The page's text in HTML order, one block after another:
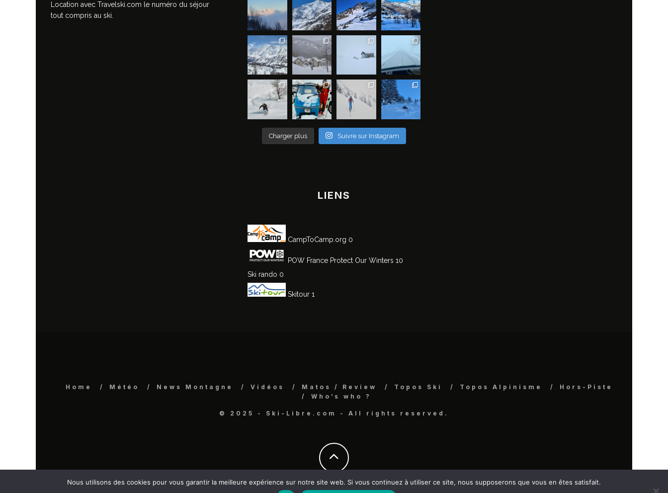
Location avec Travelski.com le numéro du séjour
tout compris au ski.
Charger plus Suivre sur Instagram
LIENS
CampToCamp.org 0
POW France Protect Our Winters 10
Ski rando 0
Skitour 1
Home Météo News Montagne Vidéos Matos / Review Topos Ski Topos Alpinisme
Hors-Piste
Who’s who ?
© 2025 - Ski-Libre.com - All rights reserved.
Nous utilisons des cookies pour vous garantir la meilleure expérience sur notre site web. Si vous continuez à utiliser ce site, nous supposerons que vous en êtes satisfait.